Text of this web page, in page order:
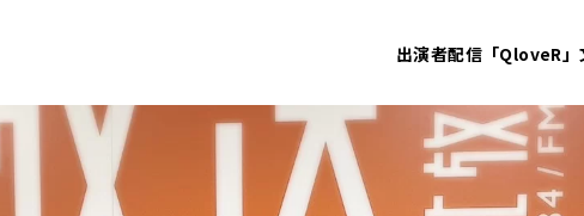
出演者配信「QloveR」